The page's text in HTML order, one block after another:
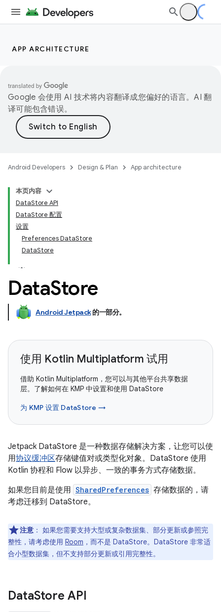
APP ARCHITECTURE
Google 会使用 AI 技术将内容翻译成您偏好的语言。AI 翻
译可能包含错误。
Android Developers Design & Plan App architecture
本页内容
DataStore API
DataStore 配置
设置
Preferences DataStore
DataStore
DataStore
Android Jetpack的一部分。
使用 Kotlin Multiplatform 试用
借助 Kotlin Multiplatform，您可以与其他平台共享数据
层。了解如何在 KMP 中设置和使用 DataStore
为 KMP 设置 DataStore →
Jetpack DataStore 是一种数据存储解决方案，让您可以使
用协议缓冲区存储键值对或类型化对象。DataStore 使用
Kotlin 协程和 Flow 以异步、一致的事务方式存储数据。
如果您目前是使用 SharedPreferences 存储数据的，请
考虑迁移到 DataStore。
注意 ： 如果您需要支持大型或复杂数据集、部分更新或参照完
整性，请考虑使用 Room ，而不是 DataStore。DataStore 非常适
合小型数据集，但不支持部分更新或引用完整性。
DataStore API